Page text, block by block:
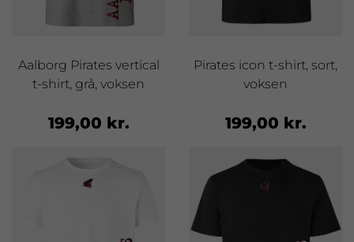
Aalborg Pirates vertical
t-shirt, grå, voksen
199,00 kr.
Pirates icon t-shirt, sort,
voksen
199,00 kr.